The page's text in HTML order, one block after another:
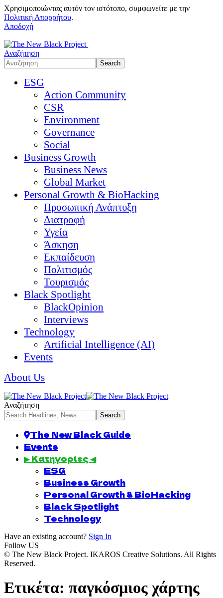
Χρησιμοποιώντας αυτόν τον ιστότοπο, συμφωνείτε με την
Πολιτική Απορρήτου.
Αποδοχή
Αναζήτηση
ESG
Action Community
CSR
Environment
Governance
Social
Business Growth
Business News
Global Market
Personal Growth & BioHacking
Προσωπική Ανάπτυξη
Διατροφή
Υγεία
Άσκηση
Εκπαίδευση
Πολιτισμός
Τουρισμός
Black Spotlight
BlackOpinion
Interviews
Technology
Artificial Intelligence (AI)
Events
About Us
Αναζήτηση
The New Black Guide
Events
▶ Κατηγορίες ◀
ESG
Business Growth
Personal Growth & BioHacking
Black Spotlight
Technology
Have an existing account? Sign In
Follow US
© The New Black Project. IKAROS Creative Solutions. All Rights
Reserved.
Ετικέτα: παγκόσμιος χάρτης